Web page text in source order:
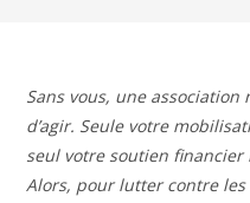
Sans vous, une association
d’agir. Seule votre
seul votre soutien financier
Alors, pour lutter contre